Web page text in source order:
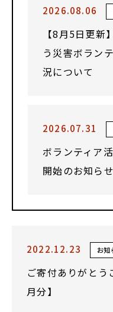
2026.08.06
【8月5日更新
う災害ボラン
況について
2026.07.31
ボランティア
開始のお知らせ
2022.12.23 お知
ご寄付ありがと
月分】